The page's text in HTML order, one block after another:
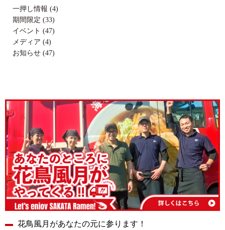
一押し情報 (4)
期間限定 (33)
イベント (47)
メディア (4)
お知らせ (47)
花鳥風月があなたの元に参ります！